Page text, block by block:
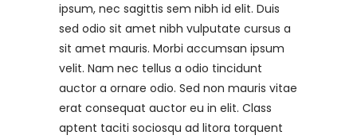
ipsum, nec sagittis sem nibh id elit. Duis
sed odio sit amet nibh vulputate cursus a
sit amet mauris. Morbi accumsan ipsum
velit. Nam nec tellus a odio tincidunt
auctor a ornare odio. Sed non mauris vitae
erat consequat auctor eu in elit. Class
aptent taciti sociosqu ad litora torquent